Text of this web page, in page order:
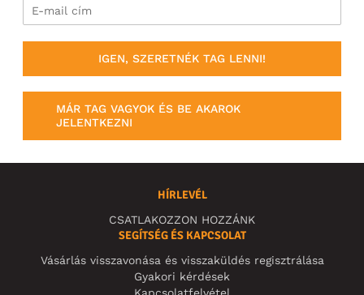
IGEN, SZERETNÉK TAG LENNI!
MÁR TAG VAGYOK ÉS BE AKAROK
JELENTKEZNI
HÍRLEVÉL
CSATLAKOZZON HOZZÁNK
SEGÍTSÉG ÉS KAPCSOLAT
Vásárlás visszavonása és visszaküldés regisztrálása
Gyakori kérdések